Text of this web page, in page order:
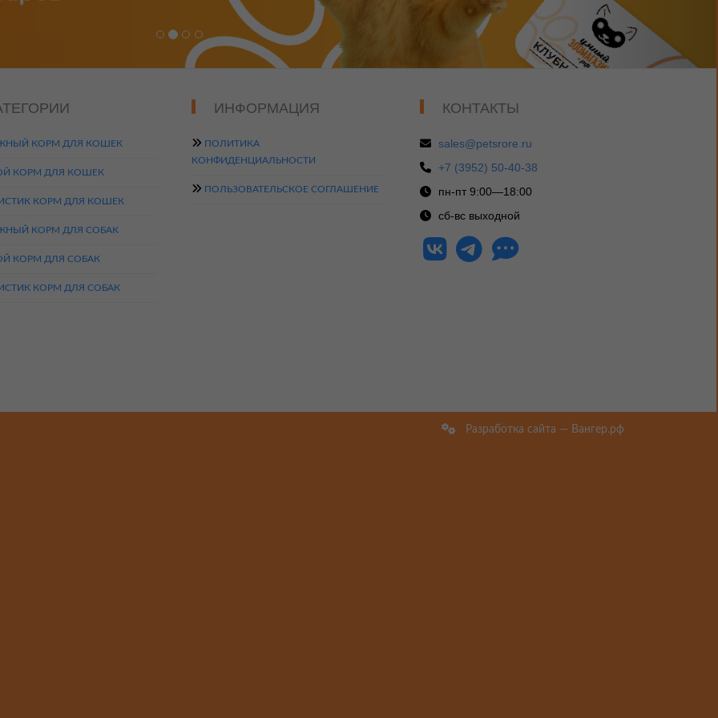
КОРМ ДЛЯ КОШЕК
КОРМ ДЛЯ КОШЕК
КОРМ ДЛЯ КОШЕК
КОРМ ДЛЯ СОБАК
КОРМ ДЛЯ СОБАК
КОРМ ДЛЯ СОБАК
ИНФОРМАЦИЯ
ПОЛИТИКА
КОНФИДЕНЦИАЛЬНОСТИ
ПОЛЬЗОВАТЕЛЬСКОЕ СОГЛАШЕНИЕ
КОНТАКТЫ
sales@petsrore.ru
+7 (3952) 50-40-38
пн-пт 9:00—18:00
сб-вс выходной
Разработка сайта — Вангер.рф